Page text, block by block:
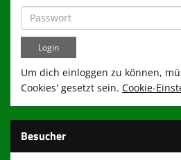
Um dich einloggen zu können,
Cookies' gesetzt sein. Cookie-
Besucher